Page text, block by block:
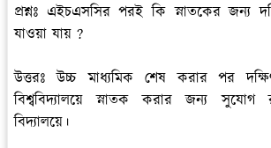
প্রশ্নঃ এইচএসসির পরই কি স্নাতকের জন্য
যাওয়া যায় ?
উত্তরঃউচ্চ মাধ্যমিক শেষ করার পর
বিশ্ববিদ্যালয়ে স্নাতক করার জন্য সুযোগ
বিদ্যালয়ে।